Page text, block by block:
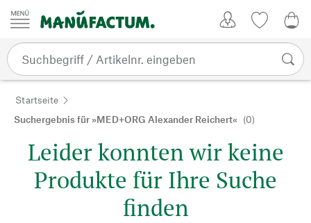
Zum Inhalt springen
Startseite
Suchergebnis für »MED+ORG Alexander Reichert« (0)
Leider konnten wir keine
Produkte für Ihre Suche
finden